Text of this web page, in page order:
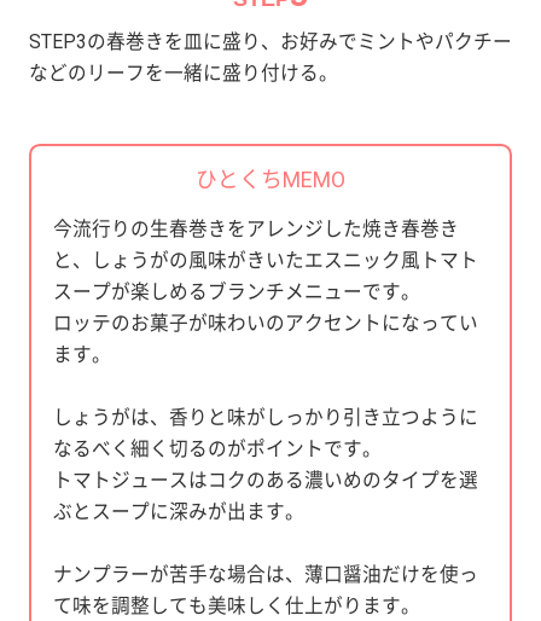
STEP3の春巻きを皿に盛り、お好みでミントやパクチー
などのリーフを一緒に盛り付ける。
ひとくちMEMO
今流行りの生春巻きをアレンジした焼き春巻き
と、しょうがの風味がきいたエスニック風トマト
スープが楽しめるブランチメニューです。
ロッテのお菓子が味わいのアクセントになってい
ます。
しょうがは、香りと味がしっかり引き立つように
なるべく細く切るのがポイントです。
トマトジュースはコクのある濃いめのタイプを選
ぶとスープに深みが出ます。
ナンプラーが苦手な場合は、薄口醤油だけを使っ
て味を調整しても美味しく仕上がります。